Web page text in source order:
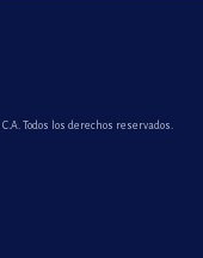
C.A. Todos los derechos reservados.